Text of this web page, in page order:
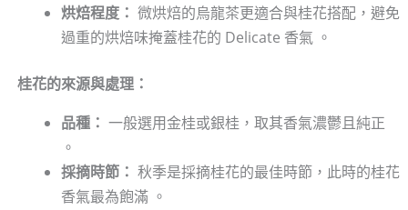
烘焙程度： 微烘焙的烏龍茶更適合與桂花搭配，避免
過重的烘焙味掩蓋桂花的 Delicate 香氣 。
桂花的來源與處理：
品種： 一般選用金桂或銀桂，取其香氣濃鬱且純正
。
採摘時節： 秋季是採摘桂花的最佳時節，此時的桂花
香氣最為飽滿 。